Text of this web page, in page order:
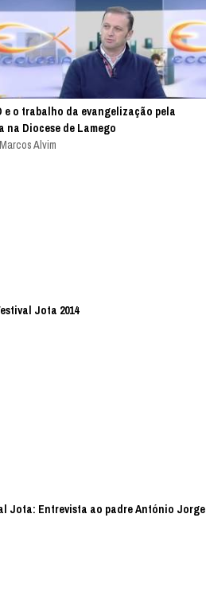
e o trabalho da evangelização pela
na Diocese de Lamego
Alvim
Jota 2014
Jota: Entrevista ao padre António Jorge